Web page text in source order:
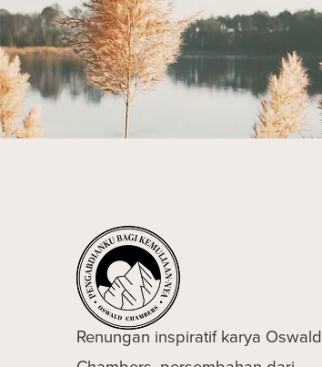
Renungan inspiratif karya Oswald